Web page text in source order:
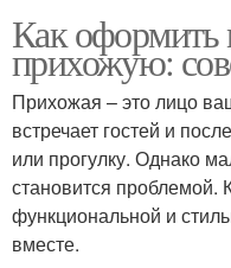
Как
прихожую:
Прихожая – это лицо
встречает гостей и
или прогулку. Однако
становится проблемой.
функциональной и
вместе.